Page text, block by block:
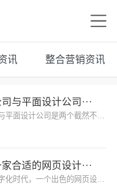
讯 整合营销资讯
与平面设计公司···
平面设计公司是两个截然不同
合适的网页设计···
化时代，一个出色的网页设计对